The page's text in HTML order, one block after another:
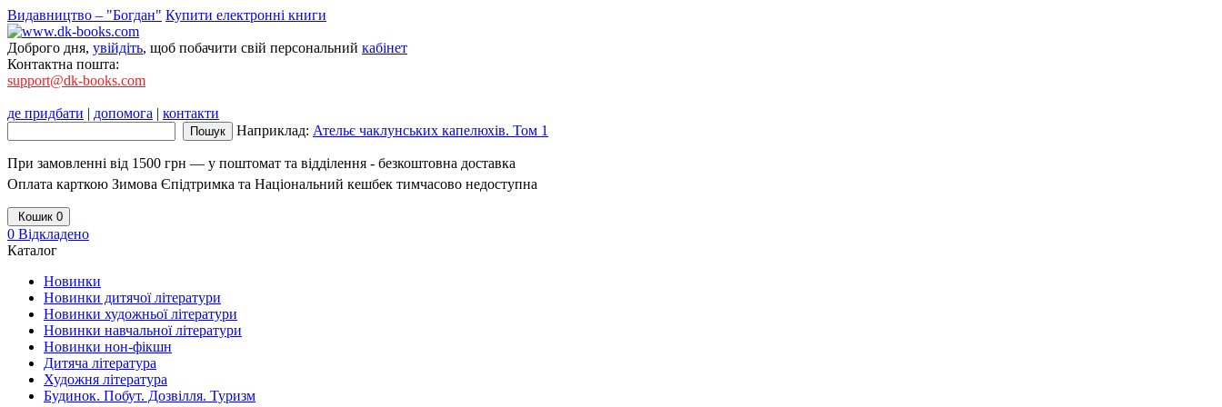
Видавництво – "Богдан" Купити електронні книги
Доброго дня, увійдіть, щоб побачити свій персональний кабінет
Контактна пошта:
support@dk-books.com
де придбати | допомога | контакти
Наприклад: Ательє чаклунських капелюхів. Том 1
При замовленні від 1500 грн — у поштомат та відділення - безкоштовна доставка
Оплата карткою Зимова Єпідтримка та Національний кешбек тимчасово недоступна
Кошик 0
0 Відкладено
Каталог
Новинки
Новинки дитячої літератури
Новинки художньої літератури
Новинки навчальної літератури
Новинки нон-фікшн
Дитяча література
Художня література
Будинок. Побут. Дозвілля. Туризм